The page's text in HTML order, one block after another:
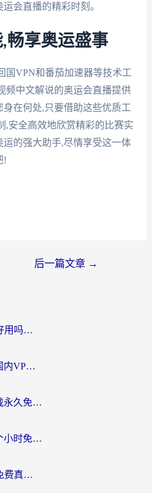
会直播的精彩时刻。
畅享奥运盛事
国VPN和番茄加速器等技术工
频中文解说的奥运会直播提供
在何处,只要借助这些优质工
,安全高效地欣赏精彩的比赛实
的强大助手,尽情享受这一体
!
后一篇文章 →
海外党必看：穿梭VPN好用吗？和云帆VPN对比哪个回国效果更好？附真实测评+避坑指南
海外党必看：如何选对国内VPN，实现无缝访问国内资源？
海外党必看：加速器下载永久免费版真的存在吗？教你无缝访问国内资源的正确姿势
海外党自救指南：用一个小时免费加速器，轻松打破国内资源访问壁垒？
海外党必看：中国VPN免费真的靠谱吗？手把手教你选对回国加速器